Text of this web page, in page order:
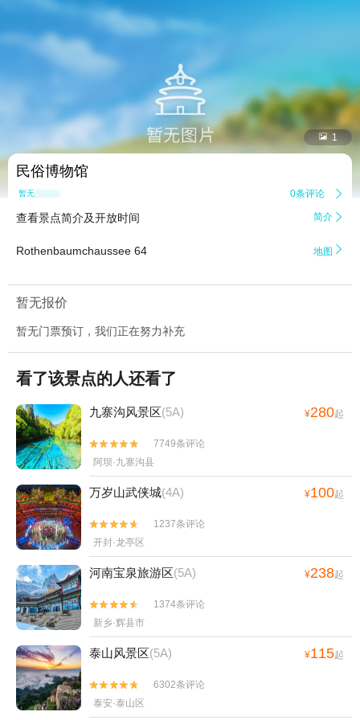
 1
民俗博物馆
暂无点评 0条评论 
查看景点简介及开放时间 简介 
Rothenbaumchaussee 64 地图 
暂无报价
暂无门票预订，我们正在努力补充
看了该景点的人还看了
九寨沟风景区(5A) ¥280起


7749条评论
阿坝·九寨沟县
万岁山武侠城(4A) ¥100起


1237条评论
开封·龙亭区
河南宝泉旅游区(5A) ¥238起


1374条评论
新乡·辉县市
泰山风景区(5A) ¥115起


6302条评论
泰安·泰山区